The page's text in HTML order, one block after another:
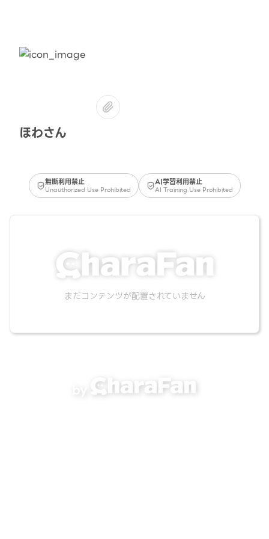
ほわさん
無断利用禁止
Unauthorized Use Prohibited
AI学習利用禁止
AI Training Use Prohibited
まだコンテンツが配置されていません